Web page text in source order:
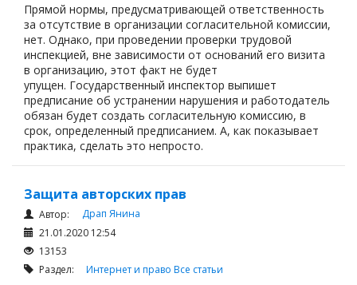
Прямой нормы, предусматривающей ответственность
за отсутствие в организации согласительной комиссии,
нет. Однако, при проведении проверки трудовой
инспекцией, вне зависимости от оснований его визита
в организацию, этот факт не будет
упущен. Государственный инспектор выпишет
предписание об устранении нарушения и работодатель
обязан будет создать согласительную комиссию, в
срок, определенный предписанием. А, как показывает
практика, сделать это непросто.
Защита авторских прав
Автор:
Драп Янина
21.01.2020 12:54
13153
Раздел: Интернет и право Все статьи